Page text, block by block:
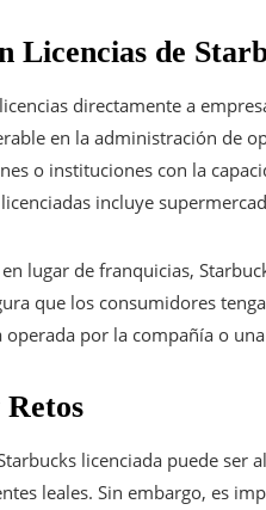
Licencias de
directamente a
en la administración de
o instituciones con la
incluye
lugar de franquicias,
que los consumidores
operada por la compañía o
licenciada puede ser
leales. Sin embargo, es